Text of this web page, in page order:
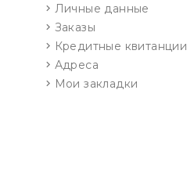
Личные данные
Заказы
Кредитные квитанции
Адреса
Мои закладки